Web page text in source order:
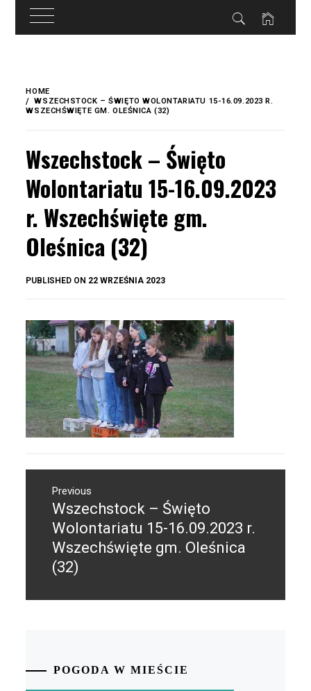
treści
content
HOME
WSZECHSTOCK – ŚWIĘTO WOLONTARIATU 15-16.09.2023 R.
WSZECHŚWIĘTE GM. OLEŚNICA (32)
Wszechstock – Święto
Wolontariatu 15-16.09.2023
r. Wszechświęte gm.
Oleśnica (32)
PUBLISHED ON 22 WRZEŚNIA 2023
wpisuPrevious
Previous
post:
Wszechstock – Święto
Wolontariatu 15-16.09.2023 r.
Wszechświęte gm. Oleśnica
(32)
POGODA W MIEŚCIE